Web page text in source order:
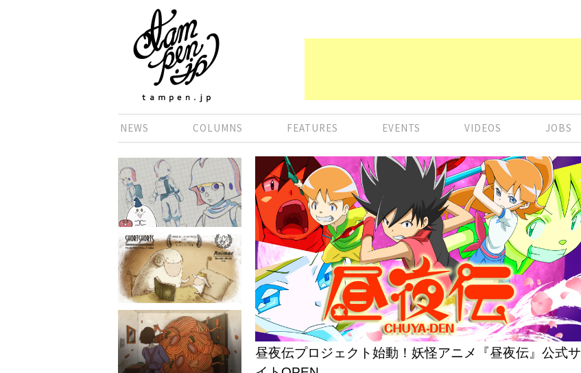
NEWS COLUMNS FEATURES EVENTS VIDEOS JOBS
昼夜伝プロジェクト始動！妖怪アニメ『昼夜伝』公式サ